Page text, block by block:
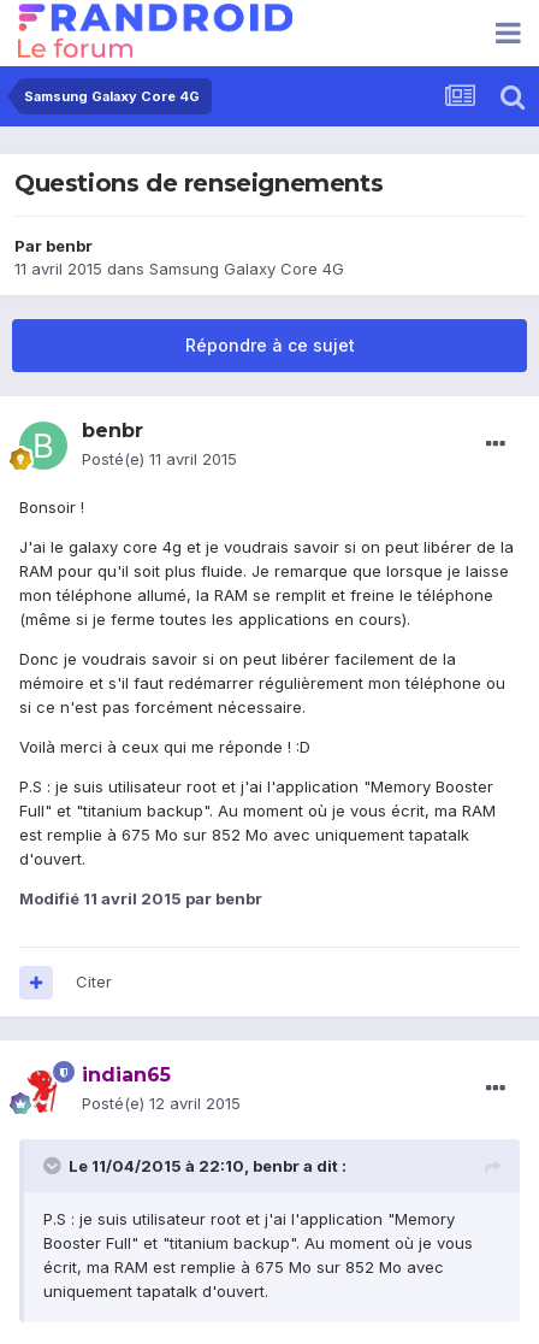
Samsung Galaxy Core 4G
Questions de renseignements
Par benbr
11 avril 2015 dans Samsung Galaxy Core 4G
Répondre à ce sujet
benbr
Posté(e) 11 avril 2015
Bonsoir !
J'ai le galaxy core 4g et je voudrais savoir si on peut libérer de la
RAM pour qu'il soit plus fluide. Je remarque que lorsque je laisse
mon téléphone allumé, la RAM se remplit et freine le téléphone
(même si je ferme toutes les applications en cours).
Donc je voudrais savoir si on peut libérer facilement de la
mémoire et s'il faut redémarrer régulièrement mon téléphone ou
si ce n'est pas forcément nécessaire.
Voilà merci à ceux qui me réponde ! :D
P.S : je suis utilisateur root et j'ai l'application "Memory Booster
Full" et "titanium backup". Au moment où je vous écrit, ma RAM
est remplie à 675 Mo sur 852 Mo avec uniquement tapatalk
d'ouvert.
Modifié 11 avril 2015 par benbr
Citer
indian65
Posté(e) 12 avril 2015
Le 11/04/2015 à 22:10, benbr a dit :
P.S : je suis utilisateur root et j'ai l'application "Memory
Booster Full" et "titanium backup". Au moment où je vous
écrit, ma RAM est remplie à 675 Mo sur 852 Mo avec
uniquement tapatalk d'ouvert.